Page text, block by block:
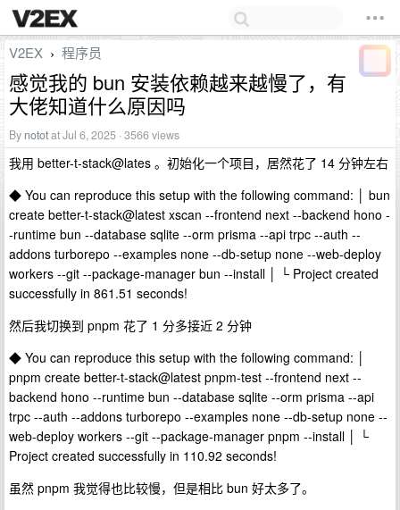
V2EX › 程序员
感觉我的 bun 安装依赖越来越慢了，有
大佬知道什么原因吗
By nototat Jul 6, 2025 · 3566 views
我用 better-t-stack@lates 。初始化一个项目，居然花了 14 分钟左右
◆ You can reproduce this setup with the following command: │ bun
create better-t-stack@latest xscan --frontend next --backend hono -
-runtime bun --database sqlite --orm prisma --api trpc --auth --
addons turborepo --examples none --db-setup none --web-deploy
workers --git --package-manager bun --install │ └ Project created
successfully in 861.51 seconds!
然后我切换到 pnpm 花了 1 分多接近 2 分钟
◆ You can reproduce this setup with the following command: │
pnpm create better-t-stack@latest pnpm-test --frontend next --
backend hono --runtime bun --database sqlite --orm prisma --api
trpc --auth --addons turborepo --examples none --db-setup none --
web-deploy workers --git --package-manager pnpm --install │ └
Project created successfully in 110.92 seconds!
虽然 pnpm 我觉得也比较慢，但是相比 bun 好太多了。